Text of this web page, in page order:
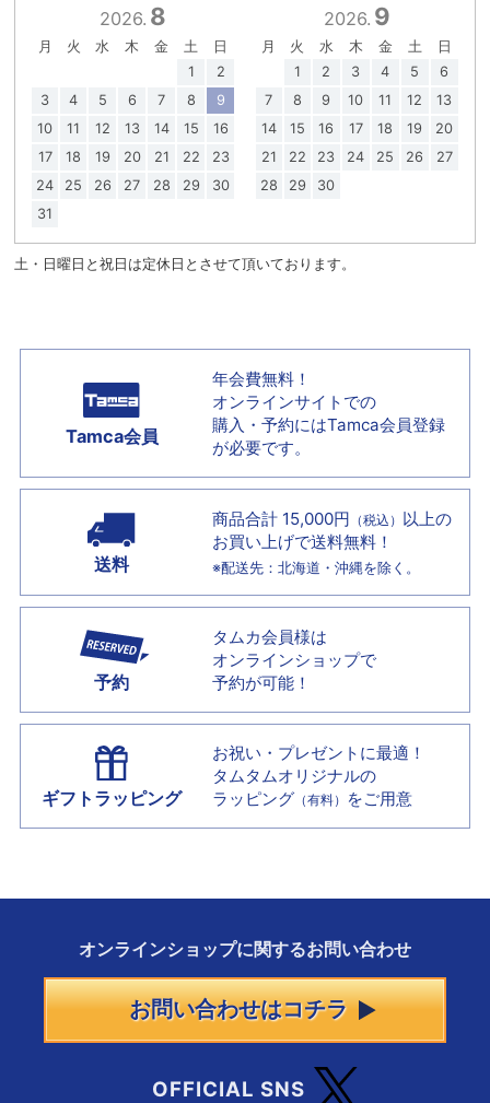
2026. 8
月 火 水 木 金 土
日
1
2
3
4 5 6 7 8
9
10
11 12 13 14 15
16
17
18 19 20 21 22
23
24
25 26 27 28 29
30
31
2026. 9
月 火 水 木 金 土
日
1
2 3 4 5
6
7
8 9 10 11 12
13
14
15 16 17 18 19
20
21
22 23 24 25 26
27
28
29 30
土・日曜日と祝日は定休日とさせて頂いております。
Tamca会員
年会費無料！
オンラインサイトでの
購入・予約にはTamca会員登録
が必要です。
送料
商品合計 15,000円 （税込） 以上の
お買い上げで送料無料！
※配送先：北海道・沖縄を除く。
予約
タムカ会員様は
オンラインショップで
予約が可能！
ギフトラッピング
お祝い・プレゼントに最適！
タムタムオリジナルの
ラッピング （有料） をご用意
オンラインショップに関するお問い合わせ
お問い合わせはコチラ
OFFICIAL SNS